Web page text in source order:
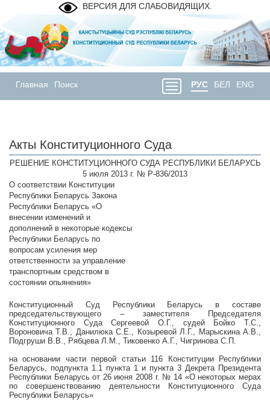
ВЕРСИЯ ДЛЯ СЛАБОВИДЯЩИХ.
Главная Поиск РУС БЕЛ ENG
Акты Конституционного Суда
РЕШЕНИЕ КОНСТИТУЦИОННОГО СУДА РЕСПУБЛИКИ БЕЛАРУСЬ
5 июля 2013 г. № Р-836/2013
О соответствии Конституции
Республики Беларусь Закона
Республики Беларусь «О
внесении изменений и
дополнений в некоторые кодексы
Республики Беларусь по
вопросам усиления мер
ответственности за управление
транспортным средством в
состоянии опьянения»
Конституционный Суд Республики Беларусь в составе
председательствующего – заместителя Председателя
Конституционного Суда Сергеевой О.Г., судей Бойко Т.С.,
Вороновича Т.В., Данилюка С.Е., Козыревой Л.Г., Марыскина А.В.,
Подгруши В.В., Рябцева Л.М., Тиковенко А.Г., Чигринова С.П.
на основании части первой статьи 116 Конституции Республики
Беларусь, подпункта 1.1 пункта 1 и пункта 3 Декрета Президента
Республики Беларусь от 26 июня 2008 г. № 14 «О некоторых мерах
по совершенствованию деятельности Конституционного Суда
Республики Беларусь»